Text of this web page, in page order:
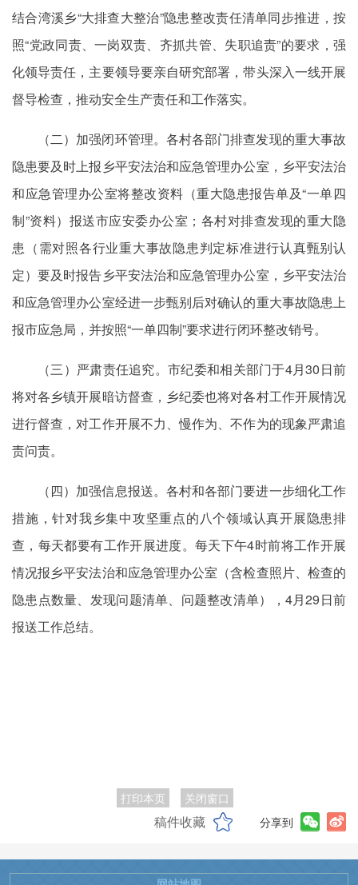
结合湾溪乡“大排查大整治”隐患整改责任清单同步推进，按
照“党政同责、一岗双责、齐抓共管、失职追责”的要求，强
化领导责任，主要领导要亲自研究部署，带头深入一线开展
督导检查，推动安全生产责任和工作落实。
（二）加强闭环管理。各村各部门排查发现的重大事故
隐患要及时上报乡平安法治和应急管理办公室，乡平安法治
和应急管理办公室将整改资料（重大隐患报告单及“一单四
制”资料）报送市应安委办公室；各村对排查发现的重大隐
患（需对照各行业重大事故隐患判定标准进行认真甄别认
定）要及时报告乡平安法治和应急管理办公室，乡平安法治
和应急管理办公室经进一步甄别后对确认的重大事故隐患上
报市应急局，并按照“一单四制”要求进行闭环整改销号。
（三）严肃责任追究。市纪委和相关部门于4月30日前
将对各乡镇开展暗访督查，乡纪委也将对各村工作开展情况
进行督查，对工作开展不力、慢作为、不作为的现象严肃追
责问责。
（四）加强信息报送。各村和各部门要进一步细化工作
措施，针对我乡集中攻坚重点的八个领域认真开展隐患排
查，每天都要有工作开展进度。每天下午4时前将工作开展
情况报乡平安法治和应急管理办公室（含检查照片、检查的
隐患点数量、发现问题清单、问题整改清单），4月29日前
报送工作总结。
打印本页 关闭窗口
稿件收藏 分享到